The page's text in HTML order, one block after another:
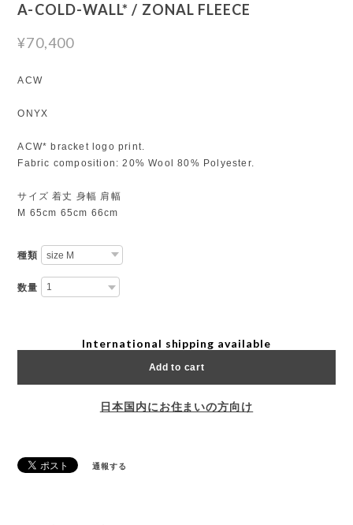
A-COLD-WALL* / ZONAL FLEECE
¥70,400
ACW
ONYX
ACW* bracket logo print.
Fabric composition: 20% Wool 80% Polyester.
サイズ 着丈 身幅 肩幅
M 65cm 65cm 66cm
種類
数量
International shipping available
Add to cart
日本国内にお住まいの方向け
通報する